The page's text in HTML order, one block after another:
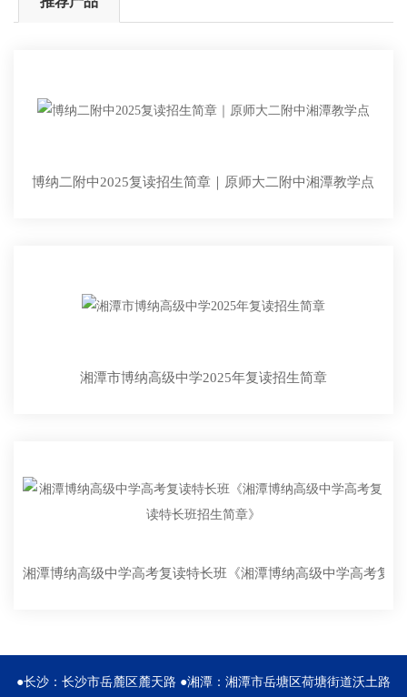
博纳二附中2025复读招生简章｜原师大二附中湘潭教学点
湘潭市博纳高级中学2025年复读招生简章
湘潭博纳高级中学高考复读特长班《湘潭博纳高级中学高考复
●长沙：长沙市岳麓区麓天路 ●湘潭：湘潭市岳塘区荷塘街道沃土路